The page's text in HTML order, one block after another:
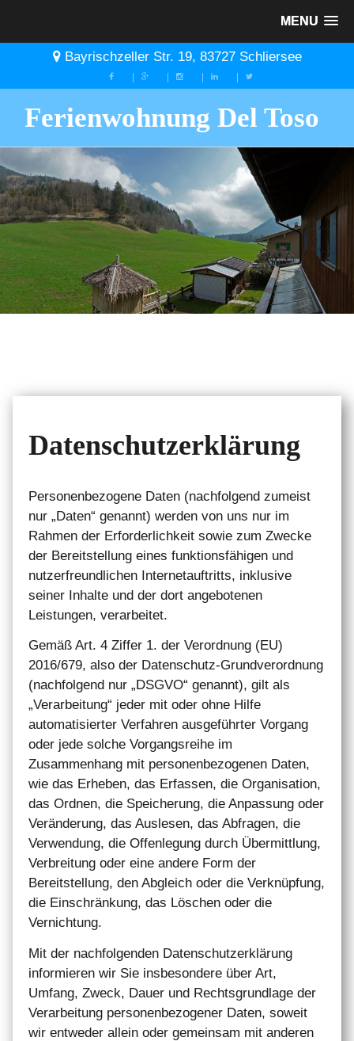
MENU
content
Bayrischzeller Str. 19, 83727 Schliersee
Ferienwohnung Del Toso
Datenschutzerklärung
Personenbezogene Daten (nachfolgend zumeist
nur „Daten“ genannt) werden von uns nur im
Rahmen der Erforderlichkeit sowie zum Zwecke
der Bereitstellung eines funktionsfähigen und
nutzerfreundlichen Internetauftritts, inklusive
seiner Inhalte und der dort angebotenen
Leistungen, verarbeitet.
Gemäß Art. 4 Ziffer 1. der Verordnung (EU)
2016/679, also der Datenschutz-Grundverordnung
(nachfolgend nur „DSGVO“ genannt), gilt als
„Verarbeitung“ jeder mit oder ohne Hilfe
automatisierter Verfahren ausgeführter Vorgang
oder jede solche Vorgangsreihe im
Zusammenhang mit personenbezogenen Daten,
wie das Erheben, das Erfassen, die Organisation,
das Ordnen, die Speicherung, die Anpassung oder
Veränderung, das Auslesen, das Abfragen, die
Verwendung, die Offenlegung durch Übermittlung,
Verbreitung oder eine andere Form der
Bereitstellung, den Abgleich oder die Verknüpfung,
die Einschränkung, das Löschen oder die
Vernichtung.
Mit der nachfolgenden Datenschutzerklärung
informieren wir Sie insbesondere über Art,
Umfang, Zweck, Dauer und Rechtsgrundlage der
Verarbeitung personenbezogener Daten, soweit
wir entweder allein oder gemeinsam mit anderen